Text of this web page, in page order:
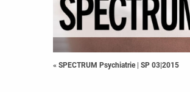
« SPECTRUM Psychiatrie | SP 03|2015